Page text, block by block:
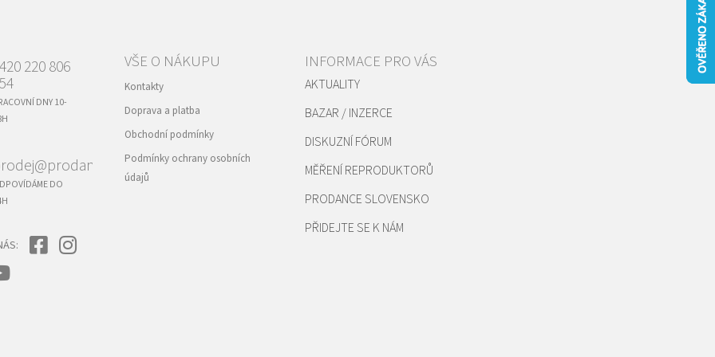
220 806
DNY 10-
DO
VŠE O NÁKUPU
Kontakty
Doprava a platba
Obchodní podmínky
Podmínky ochrany osobních
údajů
INFORMACE PRO VÁS
AKTUALITY
BAZAR / INZERCE
DISKUZNÍ FÓRUM
MĚŘENÍ REPRODUKTORŮ
PRODANCE SLOVENSKO
PŘIDEJTE SE K NÁM